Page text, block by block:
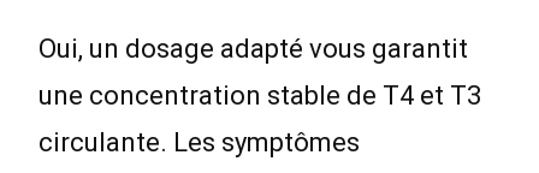
Oui, un dosage adapté vous garantit
une concentration stable de T4 et T3
circulante. Les symptômes